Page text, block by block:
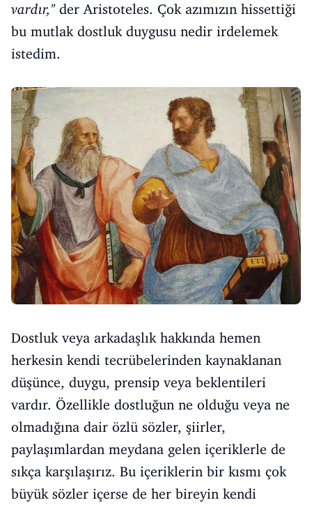
vardır,''der Aristoteles. Çok azımızın hissettiği
bu mutlak dostluk duygusu nedir irdelemek
istedim.
Dostluk veya arkadaşlık hakkında hemen
herkesin kendi tecrübelerinden kaynaklanan
düşünce, duygu, prensip veya beklentileri
vardır. Özellikle dostluğun ne olduğu veya ne
olmadığına dair özlü sözler, şiirler,
paylaşımlardan meydana gelen içeriklerle de
sıkça karşılaşırız. Bu içeriklerin bir kısmı çok
büyük sözler içerse de her bireyin kendi